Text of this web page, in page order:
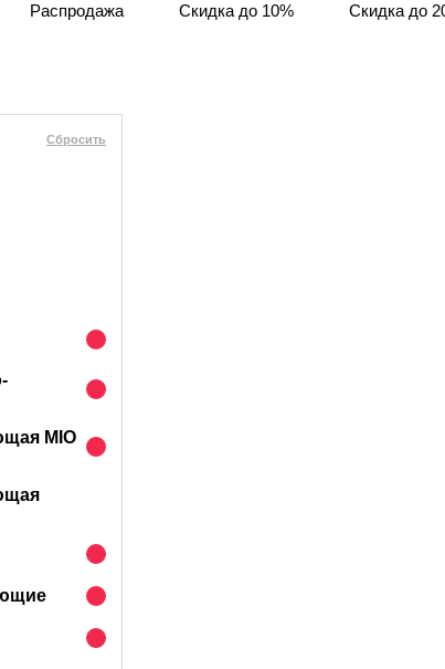
Распродажа Скидка до 10% Скидка до
Cбросить
MIO